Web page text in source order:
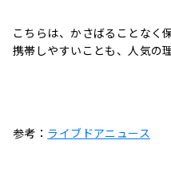
こちらは、かさばることなく
携帯しやすいことも、人気の
参考： ライブドアニュース